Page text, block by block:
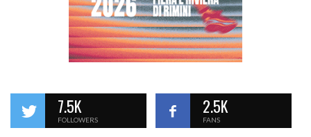
7.5K
FOLLOWERS
2.5K
FANS